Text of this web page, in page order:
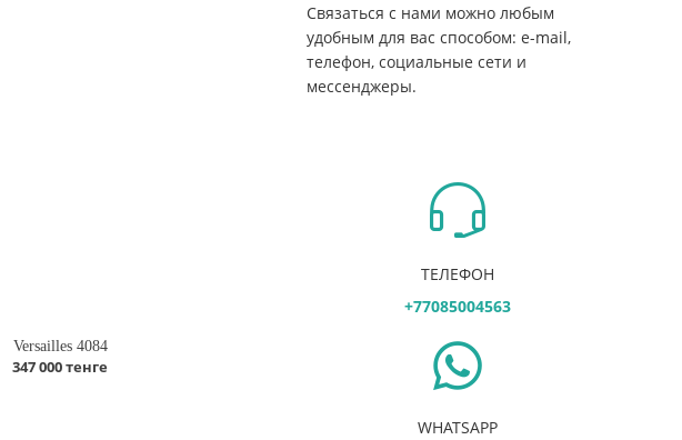
Связаться с нами можно любым
удобным для вас способом: e-mail,
телефон, социальные сети и
мессенджеры.
ТЕЛЕФОН
+77085004563
WHATSAPP
Versailles 4084
347 000 тенге